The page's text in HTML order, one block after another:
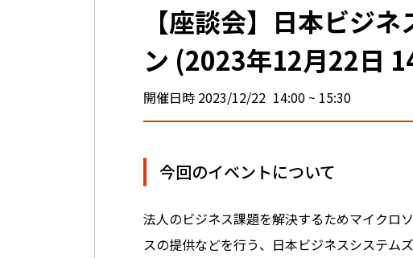
【座談会】日本ビジ
ン (2023年12月22日
開催日時 2023/12/22 14:00 15:30
今回のイベントについて
法人のビジネス課題を解決するためマイクロ
スの提供などを行う、日本ビジネスシステム